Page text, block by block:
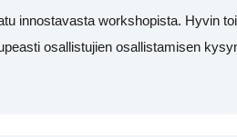
innostavasta workshopista. Hyvin
osallistujien osallistamisen